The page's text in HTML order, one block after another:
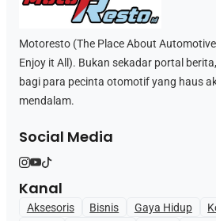
Motoresto (The Place About Automotive
Enjoy it All). Bukan sekadar portal
bagi para pecinta otomotif yang haus
mendalam.
Social Media
Kanal
Aksesoris Bisnis Gaya Hidup